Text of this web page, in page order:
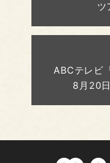
ツ
ABCテレビ
8月20